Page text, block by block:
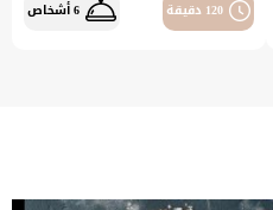
120 دقيقة 6 أشخاص